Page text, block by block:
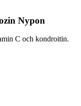
Nypon
C och kondroitin.